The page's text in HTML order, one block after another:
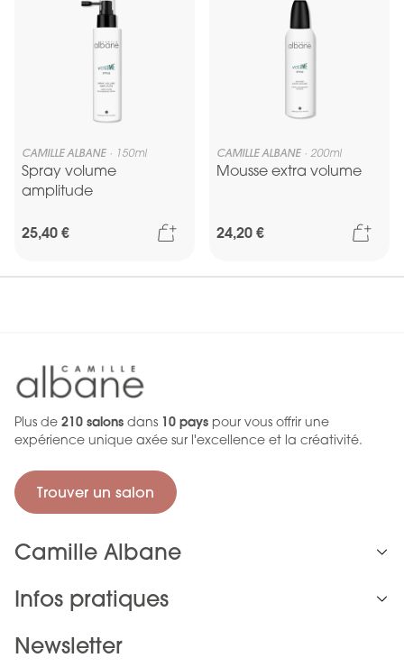
CAMILLE ALBANE 150ml
Spray volume
amplitude
25,40 € Ajouter au panier
CAMILLE ALBANE 200ml
Mousse extra volume
24,20 €
Plus de 210 salons dans 10 pays pour vous offrir une
expérience unique axée sur l'excellence et la créativité.
Trouver un salon
Camille Albane
Infos pratiques
Newsletter